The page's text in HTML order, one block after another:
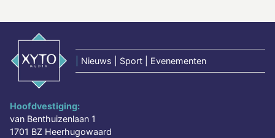
Nieuws | Sport | Evenementen
Hoofdvestiging:
van Benthuizenlaan 1
1701 BZ Heerhugowaard